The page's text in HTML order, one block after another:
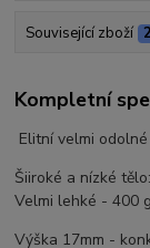
Související zboží 2
Kompletní
Elitní velmi
Šiiroké a nízké
Velmi lehké - 400
Výška 17mm -